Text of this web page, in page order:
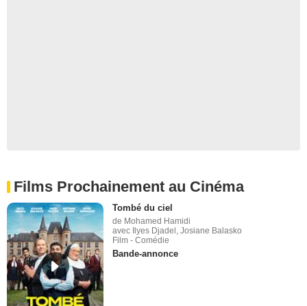
Films Prochainement au Cinéma
Tombé du ciel
de Mohamed Hamidi
avec Ilyes Djadel, Josiane Balasko
Film - Comédie
Bande-annonce